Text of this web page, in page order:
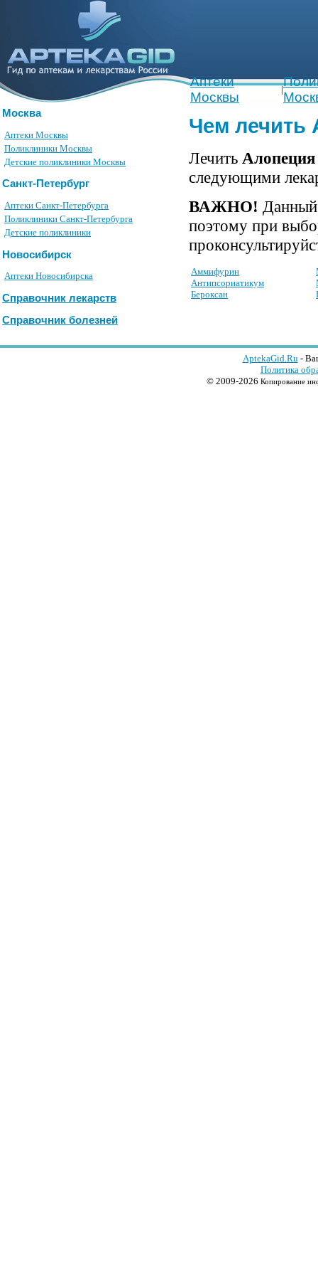
Аптеки
Москвы
|
Москва
Аптеки Москвы
Поликлиники Москвы
Детские поликлиники Москвы
Санкт-Петербург
Аптеки Санкт-Петербурга
Поликлиники Санкт-Петербурга
Детские поликлиники
Новосибирск
Аптеки Новосибирска
Справочник лекарств
Справочник болезней
Чем лечить
Лечить Алопеция
следующими
ВАЖНО! Данный
поэтому при
Аммифурин
Антипсориатикум
Бероксан
AptekaGid.Ru-
Политика
© 2009-2026 Копирование